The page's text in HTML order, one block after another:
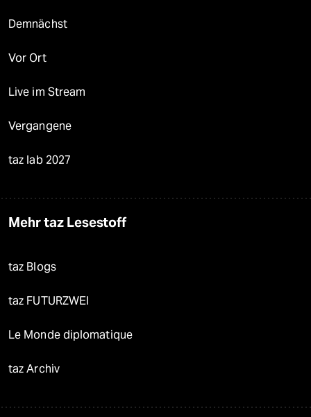
Demnächst
Vor Ort
Live im Stream
Vergangene
taz lab 2027
Mehr taz Lesestoff
taz Blogs
taz FUTURZWEI
Le Monde diplomatique
taz Archiv